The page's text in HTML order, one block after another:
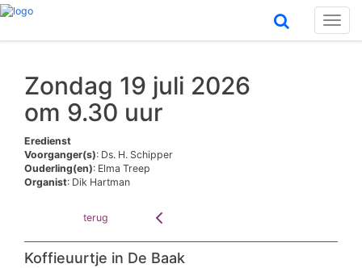
Zondag 19 juli 2026
om 9.30 uur
Eredienst
Voorganger(s): Ds. H. Schipper
Ouderling(en): Elma Treep
Organist: Dik Hartman
terug
Koffieuurtje in De Baak